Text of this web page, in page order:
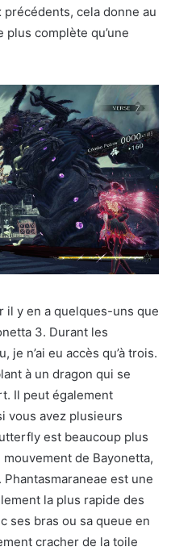
cela donne au
plus complète qu’une
il y en a quelques-uns que
3. Durant les
n’ai eu accès qu’à trois.
à un dragon qui se
Il peut également
vous avez plusieurs
est beaucoup plus
de Bayonetta,
est une
la plus rapide des
ses bras ou sa queue en
cracher de la toile